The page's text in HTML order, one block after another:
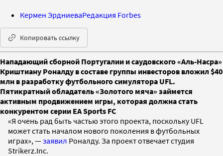
Кермен ЭрдниеваРедакция Forbes
Копировать ссылку
Нападающий сборной Португалии и саудовского «Аль-Насра»
Криштиану Роналду в составе группы инвесторов вложил $40
млн в разработку футбольного симулятора UFL.
Пятикратный обладатель «Золотого мяча» займется
активным продвижением игры, которая должна стать
конкурентом серии EA Sports FC
«Я очень рад быть частью этого проекта, поскольку UFL
может стать началом нового поколения в футбольных
играх», —заявил Роналду. За проект отвечает студия
Strikerz.Inc.